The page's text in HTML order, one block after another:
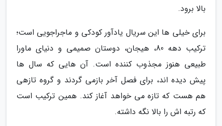
بالا برود.
برای خیلی ها این سریال یادآور کودکی و ماجراجویی است؛
ترکیب دهه 80، هیجان، دوستان صمیمی و دنیای ماورا
طبیعی هنوز مجذوب کننده است. آن هایی که سال ها
پیش دیده اند، برای فصل آخر بازمی گردند و گروه تازهی
هم هست که تازه می خواهد آغاز کند. همین ترکیب است
که رتبه اش را بالا نگه داشته.